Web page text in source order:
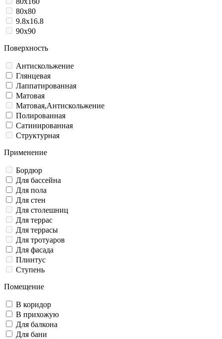
80x80
9.8x16.8
90x90
Поверхность
Антискольжение
Глянцевая
Лаппатированная
Матовая
Матовая,Антискольжение
Полированная
Сатинированная
Структурная
Применение
Бордюр
Для бассейна
Для пола
Для стен
Для столешниц
Для террас
Для террасы
Для тротуаров
Для фасада
Плинтус
Ступень
Помещение
В коридор
В прихожую
Для балкона
Для бани